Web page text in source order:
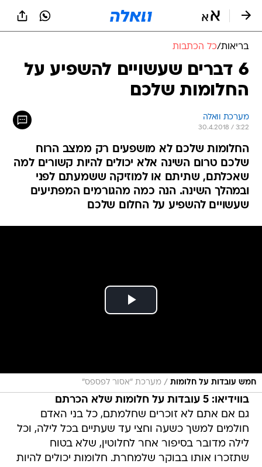
בריאות/כל הכתבות
6 דברים שעשויים להשפיע על
החלומות שלכם
מערכת וואלה
30.4.2018 / 3:22
החלומות שלכם לא מושפעים רק ממצב הרוח
שלכם טרום השינה אלא יכולים להיות קשורים למה
שאכלתם, שתיתם או למוזיקה ששמעתם לפני
ובמהלך השינה. הנה כמה מהגורמים המפתיעים
שעשויים להשפיע על החלום שלכם
חמש עובדות על חלומות / מערכת "אסור לפספס"
בווידיאו: 5 עובדות על חלומות שלא הכרתם
גם אם אתם לא זוכרים שחלמתם, כל בני האדם
חולמים למשך כשעה וחצי עד שעתיים בכל לילה, וכל
לילה מדובר בסיפור אחר לחלוטין, שלא בטוח
שתזכרו אותו בבוקר שלמחרת. חלומות יכולים להיות